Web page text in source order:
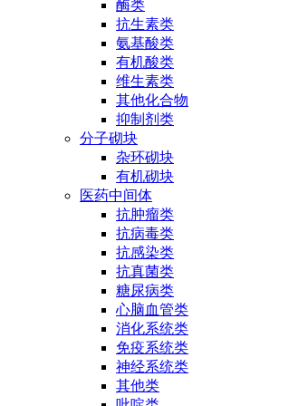
酶类
抗生素类
氨基酸类
有机酸类
维生素类
其他化合物
抑制剂类
分子砌块
杂环砌块
有机砌块
医药中间体
抗肿瘤类
抗病毒类
抗感染类
抗真菌类
糖尿病类
心脑血管类
消化系统类
免疫系统类
神经系统类
其他类